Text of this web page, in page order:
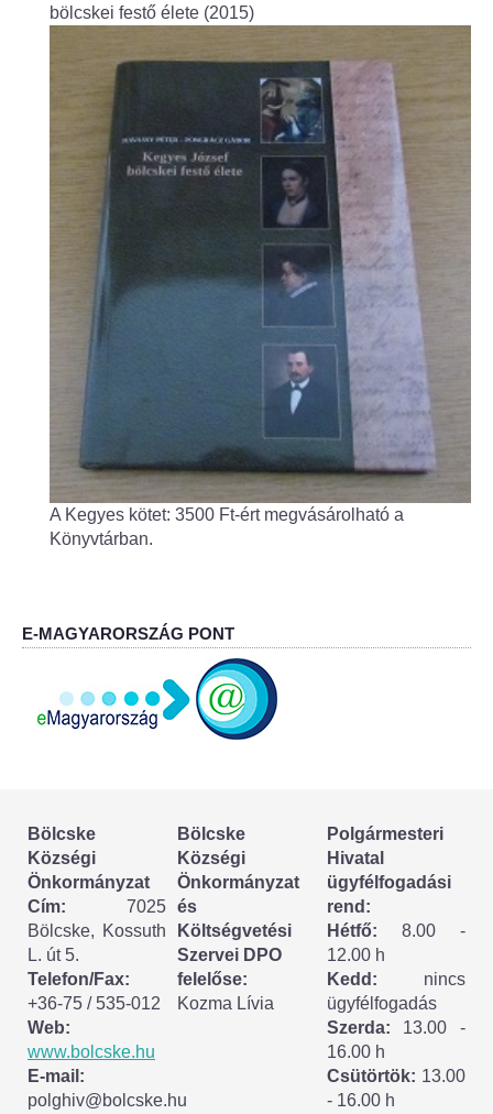
Háziorvos
Gyermekorvos
Fogorvos
Központi orvosi ügyelet
Alapszolgáltatási Központ
Kultúra
IKSZT - Integrált Közösségi és Szolgáltató Tér
Rendezvényház
Könyvtár
Körzeti megbízott
HIRDETMÉNYEK
CSÍKSZÉPVÍZ
VÁLASZTÁSI INFORMÁCIÓK
Választási szervek
Választási ügyintézés
2024. évi általános választások
Választópolgároknak
bölcskei festő élete (2015)
A Kegyes kötet: 3500 Ft-ért megvásárolható a
Könyvtárban.
E-MAGYARORSZÁG PONT
Bölcske
Községi
Önkormányzat
Cím: 7025
Bölcske, Kossuth
L. út 5.
Telefon/Fax:
+36-75 / 535-012
Web:
www.bolcske.hu
E-mail:
polghiv@bolcske.hu
Bölcske
Községi
Önkormányzat
és
Költségvetési
Szervei DPO
felelőse:
Kozma Lívia
Polgármesteri
Hivatal
ügyfélfogadási
rend:
Hétfő: 8.00 -
12.00 h
Kedd: nincs
ügyfélfogadás
Szerda: 13.00 -
16.00 h
Csütörtök: 13.00
- 16.00 h